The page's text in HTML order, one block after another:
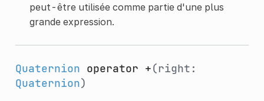
peut-être utilisée comme partie d'une plus
grande expression.
Quaternion operator +(right:
Quaternion)